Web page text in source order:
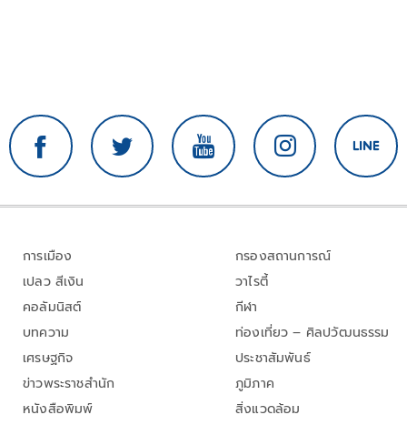
การเมือง
เปลว สีเงิน
คอลัมนิสต์
บทความ
เศรษฐกิจ
ข่าวพระราชสำนัก
หนังสือพิมพ์
กรองสถานการณ์
วาไรตี้
กีฬา
ท่องเที่ยว – ศิลปวัฒนธรรม
ประชาสัมพันธ์
ภูมิภาค
สิ่งแวดล้อม